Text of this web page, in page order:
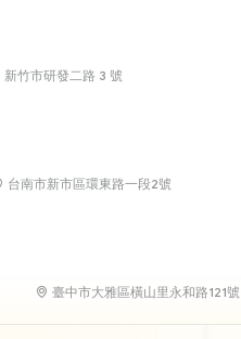
新竹市研發二路 3 號
台南市新市區環東路一段2號
臺中市大雅區橫山里永和路121號